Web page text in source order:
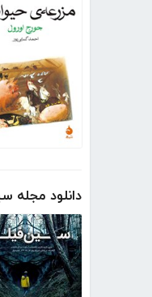
دانلود مجله